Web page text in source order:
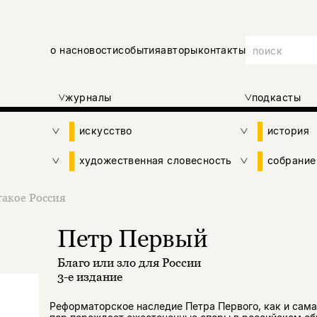
о насновостисобытияавторыконтакты
журналы подкасты
искусство история
художественная словесность
Россия
Петр Первый
Благо или зло для России
3-е издание
Реформаторское наследие Петра Первого, как и